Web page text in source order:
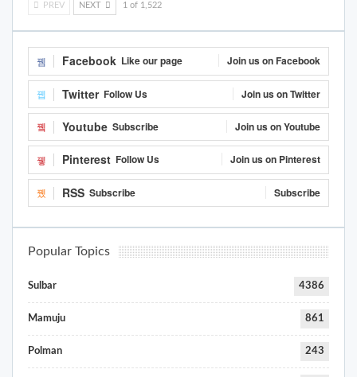
PREV NEXT 1 of 1,522
Facebook Like our page Join us on Facebook
Twitter Follow Us Join us on Twitter
Youtube Subscribe Join us on Youtube
Pinterest Follow Us Join us on Pinterest
RSS Subscribe Subscribe
Popular Topics
Sulbar 4386
Mamuju 861
Polman 243